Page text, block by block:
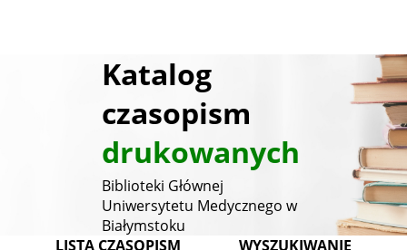
Katalog
czasopism
drukowanych
Biblioteki Głównej
Uniwersytetu Medycznego w
Białymstoku
LISTA CZASOPISM
WYSZUKIWANIE